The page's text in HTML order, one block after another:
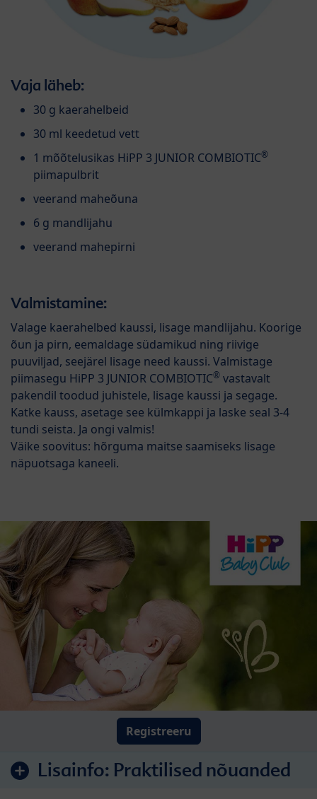
Vaja läheb:
30 g kaerahelbeid
30 ml keedetud vett
1 mõõtelusikas HiPP 3 JUNIOR COMBIOTIC®
piimapulbrit
veerand maheõuna
6 g mandlijahu
veerand mahepirni
Valmistamine:
Valage kaerahelbed kaussi, lisage mandlijahu. Koorige
õun ja pirn, eemaldage südamikud ning riivige
puuviljad, seejärel lisage need kaussi. Valmistage
piimasegu HiPP 3 JUNIOR COMBIOTIC® vastavalt
pakendil toodud juhistele, lisage kaussi ja segage.
Katke kauss, asetage see külmkappi ja laske seal 3-4
tundi seista. Ja ongi valmis!
Väike soovitus: hõrguma maitse saamiseks lisage
näpuotsaga kaneeli.
Registreeru
Lisainfo: Praktilised nõuanded